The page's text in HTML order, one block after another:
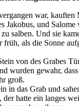
war, kauften
Jakobus, und
salben. Und sie
früh, als die Sonne
von des Grabes
wurden gewahr,
groß.
in das Grab und
der hatte ein langes